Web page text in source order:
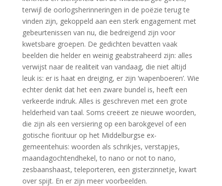
terwijl de oorlogsherinneringen in de poëzie terug te
vinden zijn, gekoppeld aan een sterk engagement met
gebeurtenissen van nu, die bedreigend zijn voor
kwetsbare groepen. De gedichten bevatten vaak
beelden die helder en weinig geabstraheerd zijn: alles
verwijst naar de realiteit van vandaag, die niet altijd
leuk is: er is haat en dreiging, er zijn ‘wapenboeren’. Wie
echter denkt dat het een zware bundel is, heeft een
verkeerde indruk. Alles is geschreven met een grote
helderheid van taal. Soms creëert ze nieuwe woorden,
die zijn als een versiering op een barokgevel of een
gotische fiorituur op het Middelburgse ex-
gemeentehuis: woorden als schrikjes, verstapjes,
maandagochtendhekel, to nano or not to nano,
zesbaanshaast, teleporteren, een gisterzinnetje, kwart
over spijt. En er zijn meer voorbeelden.